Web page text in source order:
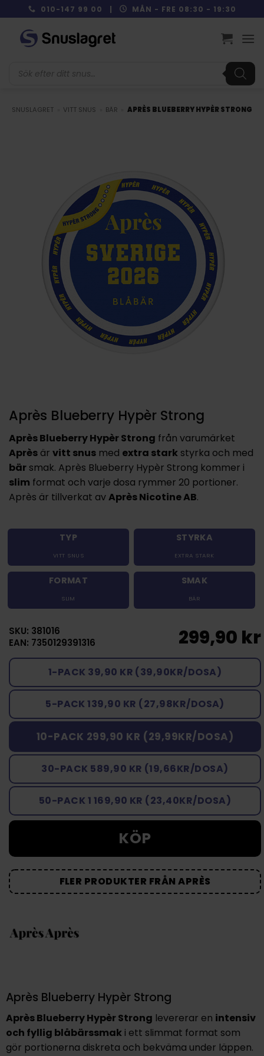
to
content
010-147 99 00 | MÅN - FRE 08:30 - 19:30
SNUSLAGRET VITT SNUS BÄR APRÈS BLUEBERRY HYPÈR STRONG
Après Blueberry Hypèr Strong
Après Blueberry Hypèr Strong från varumärket
Après är vitt snus med extra stark styrka och med
bär smak. Après Blueberry Hypèr Strong kommer i
slim format och varje dosa rymmer 20 portioner.
Après är tillverkat avAprès Nicotine AB.
TYP
VITT SNUS
STYRKA
EXTRA STARK
FORMAT
SLIM
SMAK
BÄR
SKU: 381016
EAN: 7350129391316
299,90 kr
1-PACK 39,90 KR (39,90KR/DOSA)
5-PACK 139,90 KR (27,98KR/DOSA)
10-PACK 299,90 KR (29,99KR/DOSA)
30-PACK 589,90 KR (19,66KR/DOSA)
50-PACK 1 169,90 KR (23,40KR/DOSA)
KÖP
FLER PRODUKTER FRÅN APRÈS
Après Blueberry Hypèr Strong
Après Blueberry Hypèr Strong levererar en intensiv
och fyllig blåbärssmaki ett slimmat format som
gör portionerna diskreta och bekväma under läppen.